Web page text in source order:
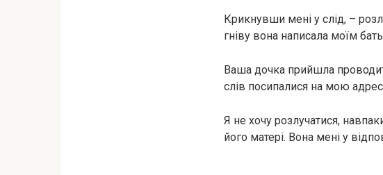
Крикнувши мені у слід, –
гніву вона написала моїм
Ваша дочка прийшла
слів посипалися на мою
Я не хочу розлучатися,
його матері. Вона мені у